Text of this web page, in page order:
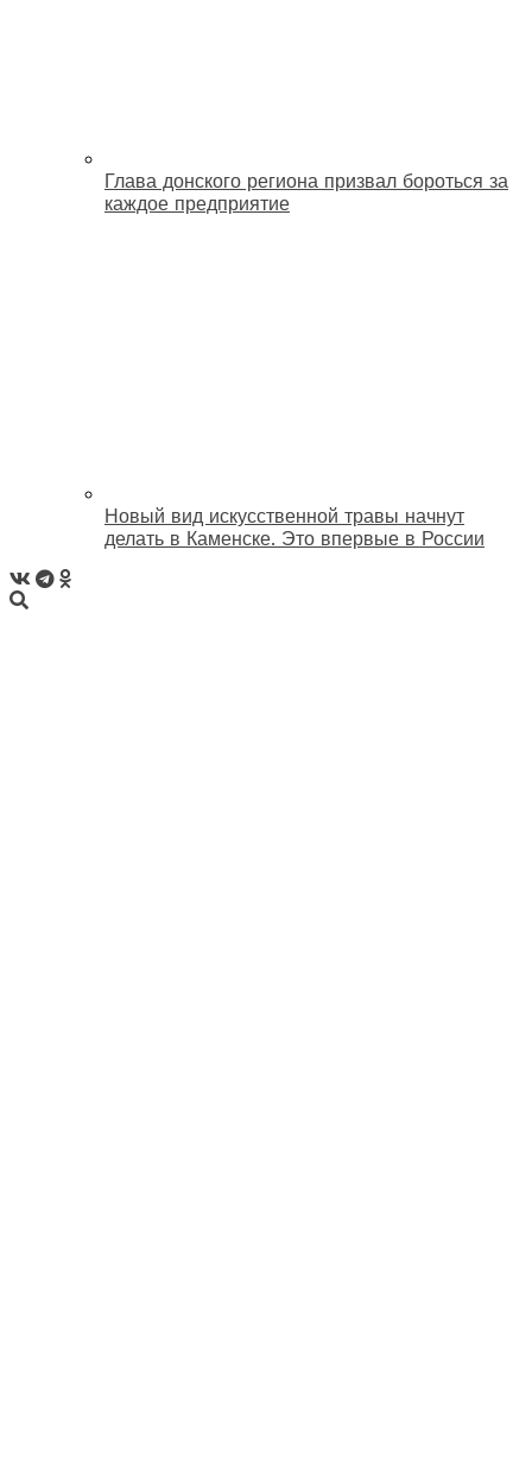
Глава донского региона призвал бороться за
каждое предприятие
Новый вид искусственной травы начнут
делать в Каменске. Это впервые в России